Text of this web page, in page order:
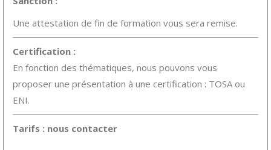
Une attestation de fin de formation vous sera remise.
Certification :
En fonction des thématiques, nous pouvons vous
proposer une présentation à une certification : TOSA ou
ENI.
Tarifs : nous contacter